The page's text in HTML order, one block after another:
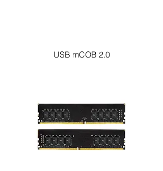
USB mCOB 2.0